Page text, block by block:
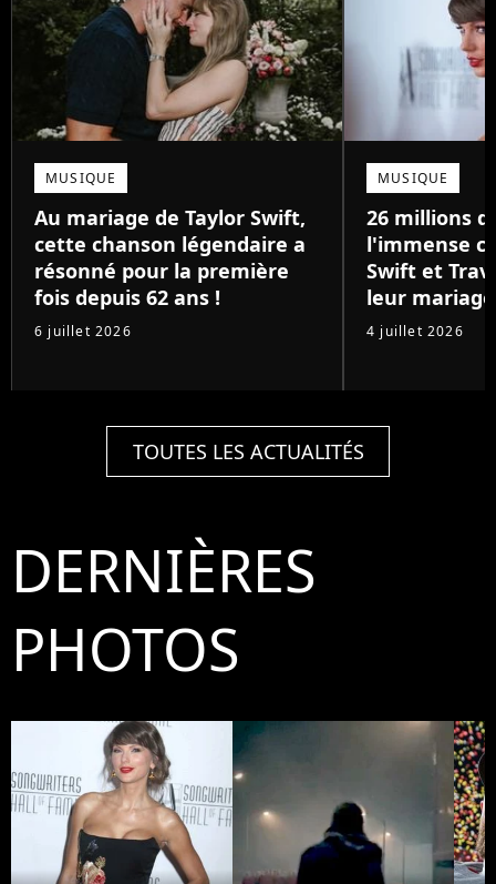
MUSIQUE
Au mariage de Taylor Swift,
cette chanson légendaire a
résonné pour la première
fois depuis 62 ans !
6 juillet 2026
MUSIQUE
26 millions
l'immense
Swift et
leur mariage
4 juillet 2026
TOUTES LES ACTUALITÉS
DERNIÈRES
PHOTOS